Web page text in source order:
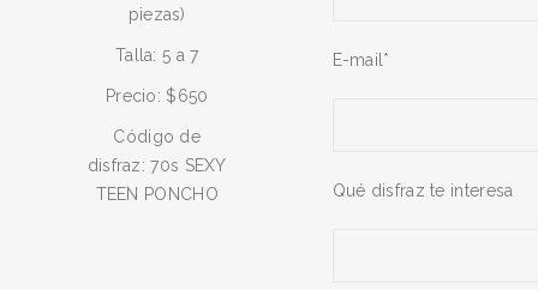
piezas)
Talla: 5 a 7
Precio: $650
Código de
disfraz: 70s SEXY
TEEN PONCHO
E-mail*
Qué disfraz te interesa